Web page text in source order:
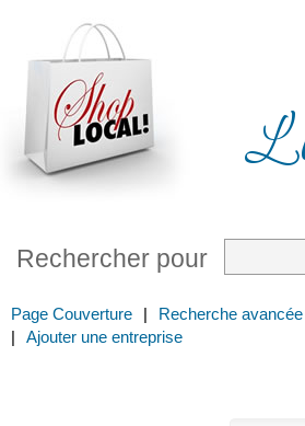
Rechercher pour
Page Couverture | Recherche avancée
|
Ajouter une entreprise